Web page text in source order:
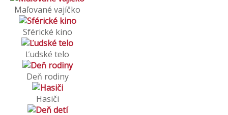
Maľované vajíčko
Sférické kino
Ľudské telo
Deň rodiny
Hasiči